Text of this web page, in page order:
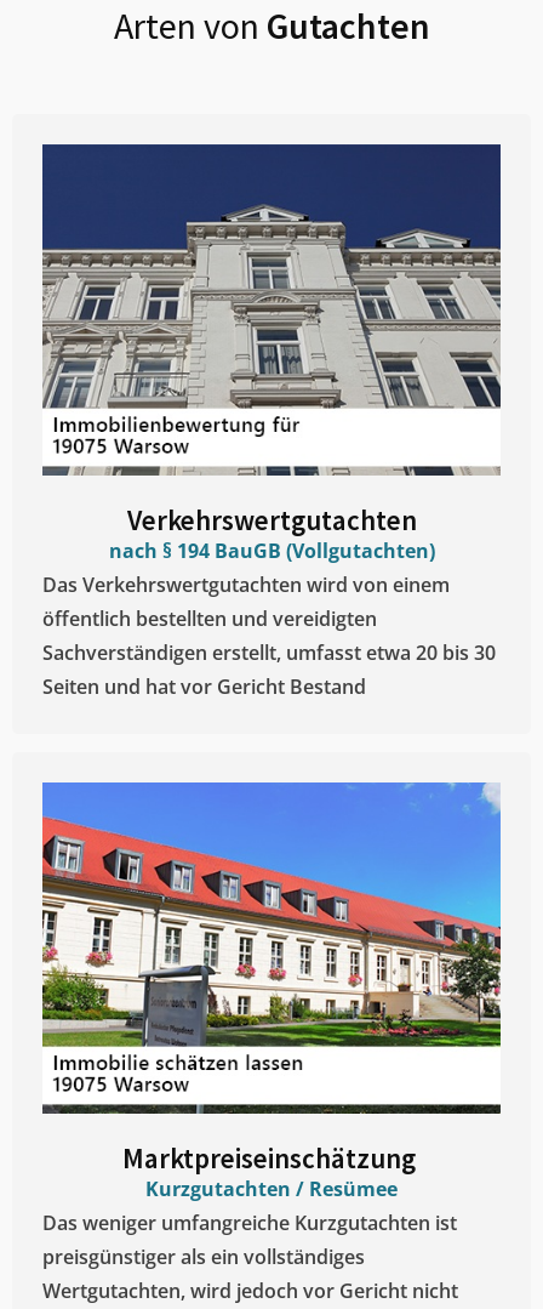
Arten von Gutachten
Verkehrswertgutachten
nach § 194 BauGB (Vollgutachten)
Das Verkehrswertgutachten wird von einem
öffentlich bestellten und vereidigten
Sachverständigen erstellt, umfasst etwa 20 bis 30
Seiten und hat vor Gericht Bestand
Marktpreiseinschätzung ​
Kurzgutachten / Resümee
Das weniger umfangreiche Kurzgutachten ist
preisgünstiger als ein vollständiges
Wertgutachten, wird jedoch vor Gericht nicht